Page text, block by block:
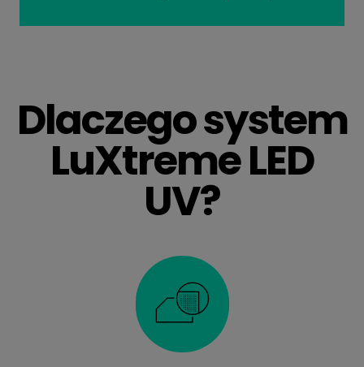
Dlaczego system
LuXtreme LED
UV?